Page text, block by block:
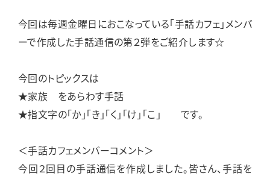
メールフォーム
今回は毎週金曜日におこなっている「手話カフェ」メンバ
ーで作成した手話通信の第２弾をご紹介します☆
今回のトピックスは
★家族 をあらわす手話
★指文字の「か」「き」「く」「け」「こ」 です。
＜手話カフェメンバーコメント＞
今回２回目の手話通信を作成しました。皆さん、手話を